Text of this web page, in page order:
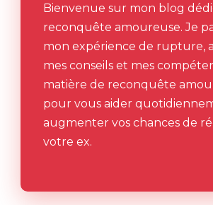
Bienvenue sur mon blog
reconquête amoureuse. Je
mon expérience de rupture,
mes conseils et mes
matière de reconquête
pour vous aider
augmenter vos chances de
votre ex.